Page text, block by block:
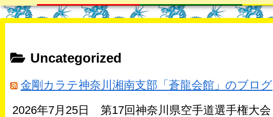
Uncategorized
金剛カラテ神奈川湘南支部「蒼龍会館」のブログ
2026年7月25日 第17回神奈川県空手道選手権大会